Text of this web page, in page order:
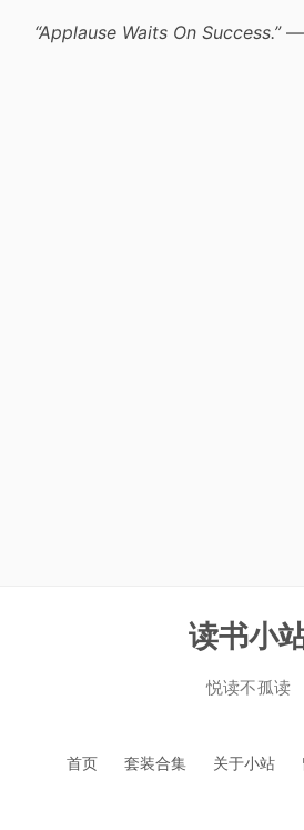
“Applause Waits On Success.”—
读书小
悦读不孤读
首页 套装合集 关于小站